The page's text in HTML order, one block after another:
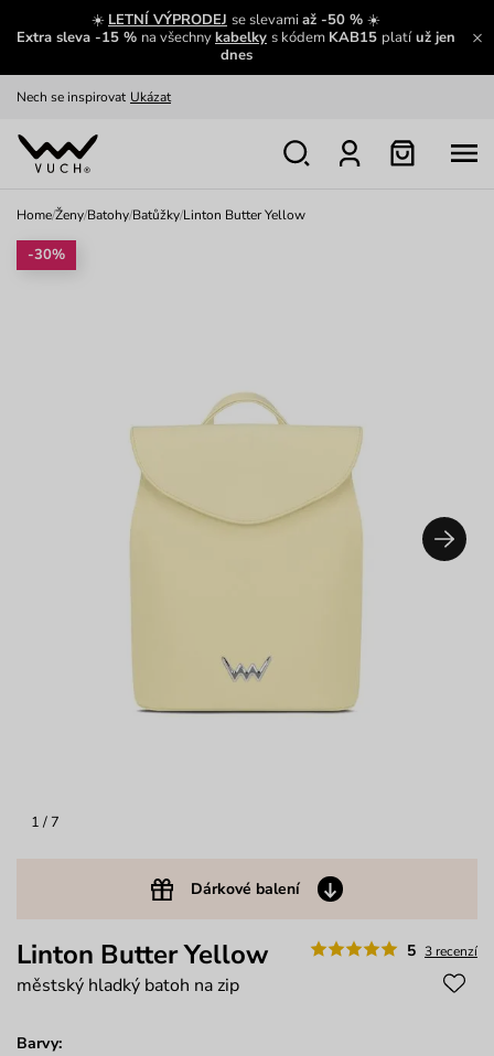
☀️ LETNÍ VÝPRODEJ se slevamiaž -50 % ☀️
Extra sleva -15 % na všechnykabelky s kódem KAB15 platíuž jen
dnes
Výměna a vrácení zdarma Zobrazit
Nech se inspirovat Ukázat
Home/Ženy/Batohy/Batůžky/Linton Butter Yellow
1 / 7
Dárkové balení
-30%
5 3 recenzí
Linton Butter Yellow
městský hladký batoh na zip
Barvy: